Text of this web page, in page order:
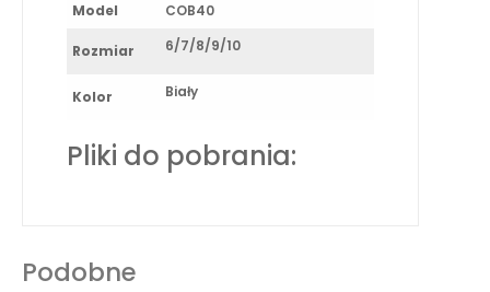
Model
COB40
Rozmiar 6/7/8/9/10
Kolor Biały
Pliki do pobrania:
Podobne